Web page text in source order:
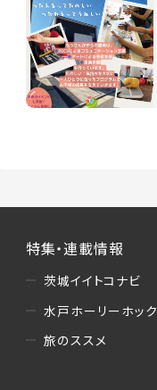
特集・連載情報
茨城イイトコナビ
水戸ホーリーホック
旅のススメ